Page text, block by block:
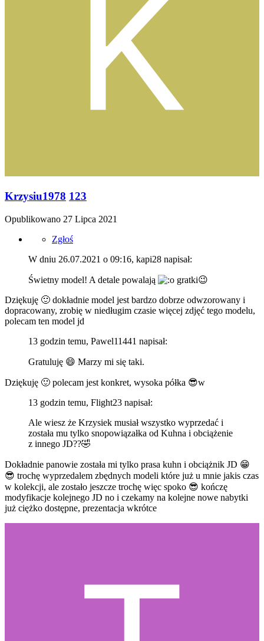
Krzysiu1978 123
Opublikowano 27 Lipca 2021
Zgłoś
W dniu 26.07.2021 o 09:16, kapi28 napisał:
Świetny model! A detale powalają gratki😉
Dziękuję 🙂 dokładnie model jest bardzo dobrze odwzorowany i
dopracowany, zrobię w niedługim czasie więcej zdjęć tego modelu,
polecam ten model jd
13 godzin temu, Pawel11441 napisał:
Gratuluję 😄 Marzy mi się taki.
Dziękuję 🙂 polecam jest konkret, wysoka półka 😎w
13 godzin temu, Flight23 napisał:
Ale wiesz że Krzysiek musiał wszystko wyprzedać i
została mu tylko snopowiązałka od Kuhna i obciążenie
z innego JD??🤣
Dokładnie panowie została mi tylko prasa kuhn i obciążnik JD 😁
😎 trochę wyprzedalem zbędnych modeli które już u mnie jakis czas
w kolekcji, ale zostało jeszcze trochę więc spoko 😎 kończę
modyfikacje kolejnego JD no i czekamy na kolejne nowe nabytki
już ciężko dostępne, prezentacja wkrótce